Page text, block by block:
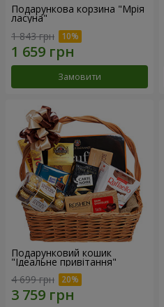
Подарункова корзина "Мрія
ласуна"
1 843 грн
Замовити
Подарунковий кошик
"Ідеальне привітання"
4 699 грн